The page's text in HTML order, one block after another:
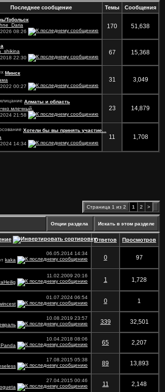
Последнее сообщение Темы Сообщения
Тобольск
08:26
170 51,638
22:30
67 15,368
Минск
00:27
31 3,049
Алматы и область
млечный.
21:58
23 14,879
Хотели бы вы принять участие...
14:34
11 1,708
Страница 1 из 2 1 2 >
Опции раздела Искать в этом разделе
Ответов Просмотров
06.05.2014 14:34
kaka 0 97
11.02.2009 20:16
1 1,728
01.07.2024 06:54
0 1
10.08.2019 23:57
339 32,501
10.04.2018 08:06
65 2,207
17.08.2015 05:38
89 13,893
27.04.2015 00:46
11 2,148